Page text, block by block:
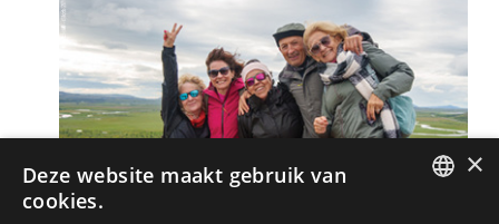
×
Deze website maakt gebruik van
cookies.